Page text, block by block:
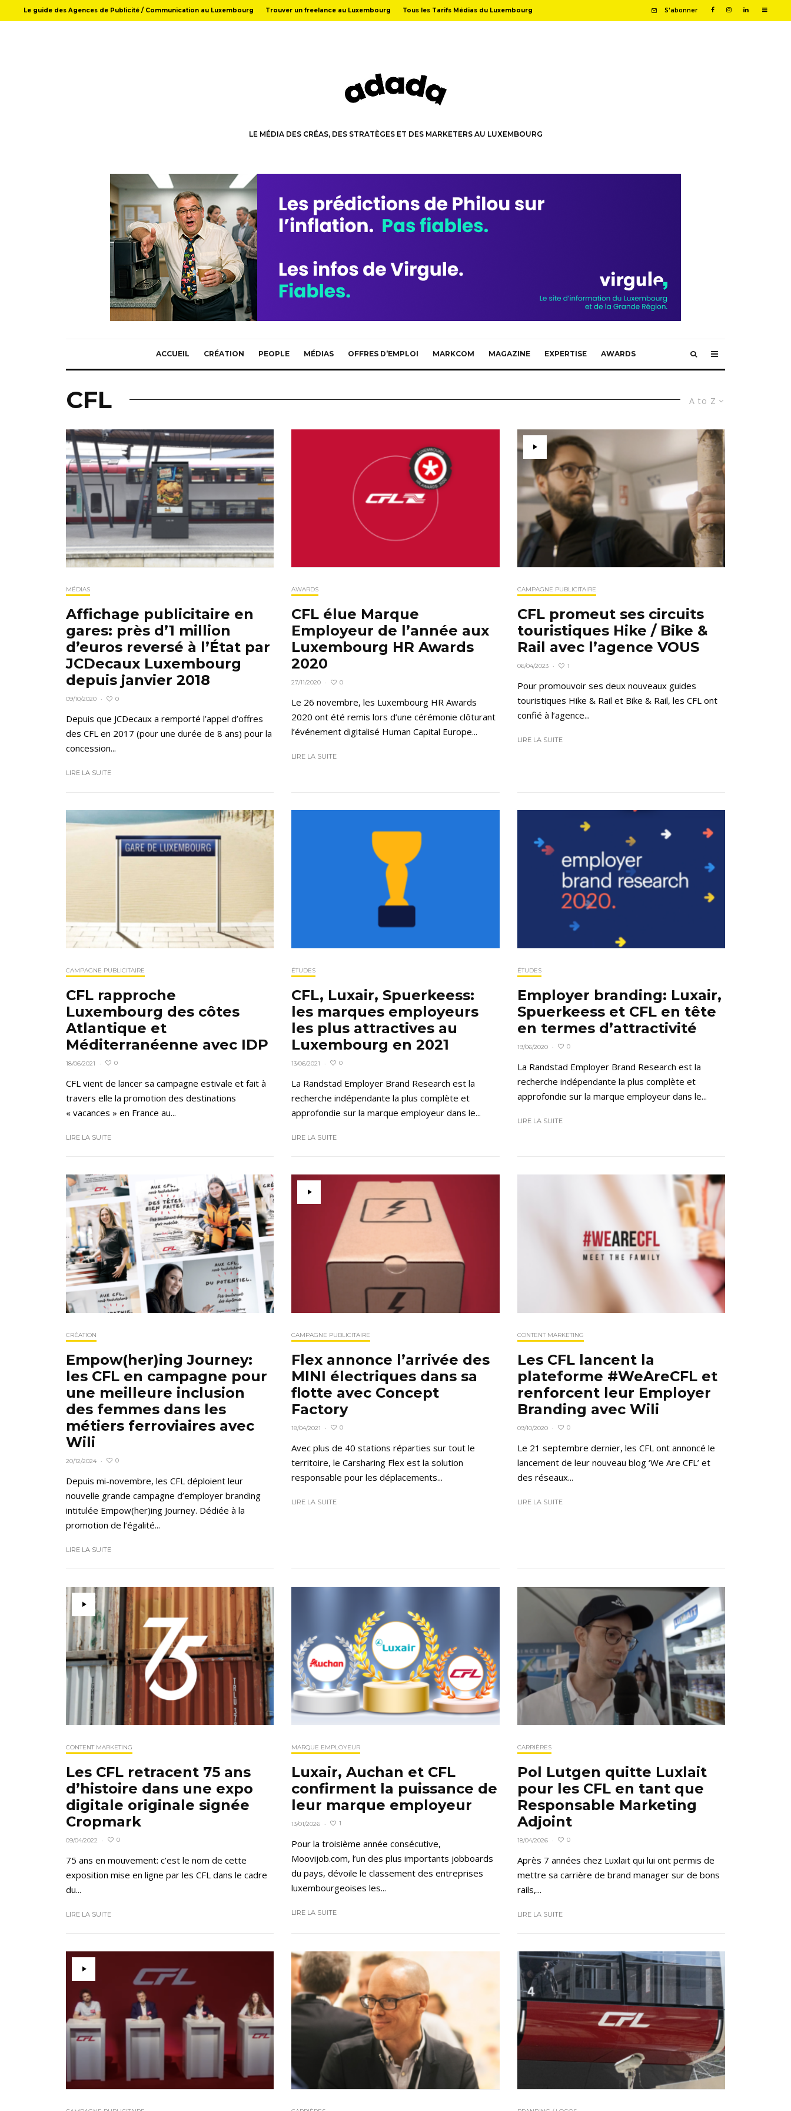
Le guide des Agences de Publicité / Communication au Luxembourg Trouver un freelance au Luxembourg Tous les Tarifs Médias du Luxembourg S'abonner
LE MÉDIA DES CRÉAS, DES STRATÈGES ET DES MARKETERS AU LUXEMBOURG
ACCUEIL CRÉATION PEOPLE MÉDIAS OFFRES D’EMPLOI MARKCOM MAGAZINE EXPERTISE AWARDS
A to Z
CFL
MÉDIAS
Affichage publicitaire en
gares: près d’1 million
d’euros reversé à l’État par
JCDecaux Luxembourg
depuis janvier 2018
09/10/2020 · 0
Depuis que JCDecaux a remporté l’appel d’offres
des CFL en 2017 (pour une durée de 8 ans) pour la
concession...
LIRE LA SUITE
AWARDS
CFL élue Marque
Employeur de l’année aux
Luxembourg HR Awards
2020
27/11/2020 · 0
Le 26 novembre, les Luxembourg HR Awards
2020 ont été remis lors d’une cérémonie clôturant
l’événement digitalisé Human Capital Europe...
LIRE LA SUITE
CAMPAGNE PUBLICITAIRE
CFL promeut ses circuits
touristiques Hike / Bike &
Rail avec l’agence VOUS
06/04/2023 · 1
Pour promouvoir ses deux nouveaux guides
touristiques Hike & Rail et Bike & Rail, les CFL ont
confié à l’agence...
LIRE LA SUITE
CAMPAGNE PUBLICITAIRE
CFL rapproche
Luxembourg des côtes
Atlantique et
Méditerranéenne avec IDP
18/06/2021 · 0
CFL vient de lancer sa campagne estivale et fait à
travers elle la promotion des destinations
« vacances » en France au...
LIRE LA SUITE
ÉTUDES
CFL, Luxair, Spuerkeess:
les marques employeurs
les plus attractives au
Luxembourg en 2021
13/06/2021 · 0
La Randstad Employer Brand Research est la
recherche indépendante la plus complète et
approfondie sur la marque employeur dans le...
LIRE LA SUITE
ÉTUDES
Employer branding: Luxair,
Spuerkeess et CFL en tête
en termes d’attractivité
19/06/2020 · 0
La Randstad Employer Brand Research est la
recherche indépendante la plus complète et
approfondie sur la marque employeur dans le...
LIRE LA SUITE
CRÉATION
Empow(her)ing Journey:
les CFL en campagne pour
une meilleure inclusion
des femmes dans les
métiers ferroviaires avec
Wili
20/12/2024 · 0
Depuis mi-novembre, les CFL déploient leur
nouvelle grande campagne d’employer branding
intitulée Empow(her)ing Journey. Dédiée à la
promotion de l’égalité...
LIRE LA SUITE
CAMPAGNE PUBLICITAIRE
Flex annonce l’arrivée des
MINI électriques dans sa
flotte avec Concept
Factory
18/04/2021 · 0
Avec plus de 40 stations réparties sur tout le
territoire, le Carsharing Flex est la solution
responsable pour les déplacements...
LIRE LA SUITE
CONTENT MARKETING
Les CFL lancent la
plateforme #WeAreCFL et
renforcent leur Employer
Branding avec Wili
09/10/2020 · 0
Le 21 septembre dernier, les CFL ont annoncé le
lancement de leur nouveau blog ‘We Are CFL’ et
des réseaux...
LIRE LA SUITE
CONTENT MARKETING
Les CFL retracent 75 ans
d’histoire dans une expo
digitale originale signée
Cropmark
09/04/2022 · 0
75 ans en mouvement: c’est le nom de cette
exposition mise en ligne par les CFL dans le cadre
du...
LIRE LA SUITE
MARQUE EMPLOYEUR
Luxair, Auchan et CFL
confirment la puissance de
leur marque employeur
13/01/2026 · 1
Pour la troisième année consécutive,
Moovijob.com, l’un des plus importants jobboards
du pays, dévoile le classement des entreprises
luxembourgeoises les...
LIRE LA SUITE
CARRIÈRES
Pol Lutgen quitte Luxlait
pour les CFL en tant que
Responsable Marketing
Adjoint
18/04/2026 · 0
Après 7 années chez Luxlait qui lui ont permis de
mettre sa carrière de brand manager sur de bons
rails,...
LIRE LA SUITE